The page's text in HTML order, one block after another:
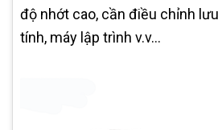
độ nhớt cao, cần điều chỉnh
tính, máy lập trình v.v...